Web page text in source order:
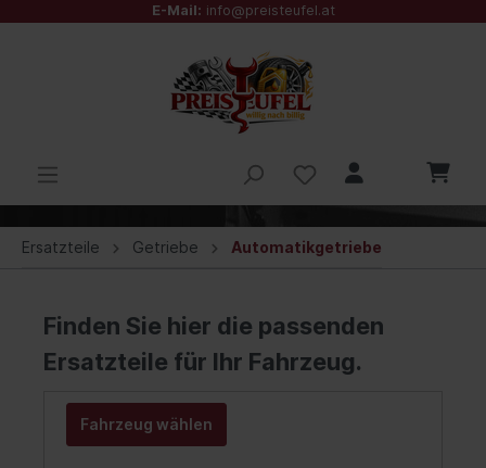
E-Mail: info@preisteufel.at
Ersatzteile Getriebe Automatikgetriebe
Finden Sie hier die passenden
Ersatzteile für Ihr Fahrzeug.
Fahrzeug wählen